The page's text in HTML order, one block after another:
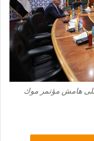
على هامش مؤتمر موك